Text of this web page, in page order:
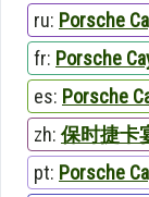
ru: Porsche
fr: Porsche
es: Porsche
zh: 保时捷卡
pt: Porsche